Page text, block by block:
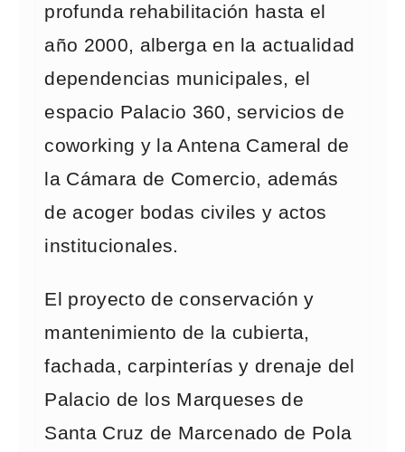
profunda rehabilitación hasta el
año 2000, alberga en la actualidad
dependencias municipales, el
espacio Palacio 360, servicios de
coworking y la Antena Cameral de
la Cámara de Comercio, además
de acoger bodas civiles y actos
institucionales.
El proyecto de conservación y
mantenimiento de la cubierta,
fachada, carpinterías y drenaje del
Palacio de los Marqueses de
Santa Cruz de Marcenado de Pola